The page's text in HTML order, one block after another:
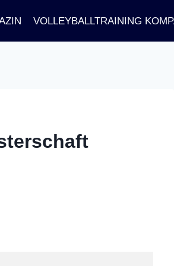
VOLLEYBALLTRAINING